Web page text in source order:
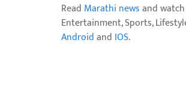
Read Marathi newsand watch
Entertainment, Sports,
Androidand IOS.